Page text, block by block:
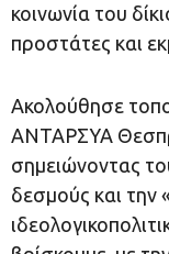
κοινωνία του
προστάτες και
Ακολούθησε
ΑΝΤΑΡΣΥΑ
σημειώνοντας
δεσμούς και την